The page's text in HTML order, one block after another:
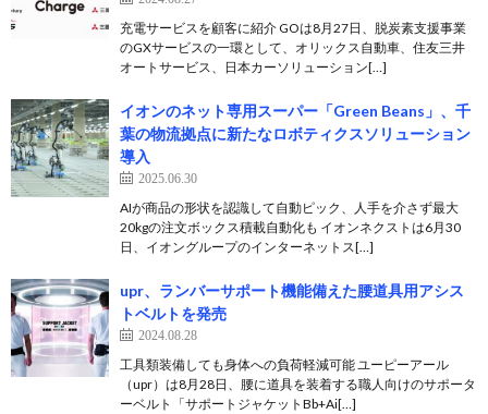
充電サービスを顧客に紹介 GOは8月27日、脱炭素支援事業
のGXサービスの一環として、オリックス自動車、住友三井
オートサービス、日本カーソリューション[…]
イオンのネット専用スーパー「Green Beans」、千
葉の物流拠点に新たなロボティクスソリューション
導入
2025.06.30
AIが商品の形状を認識して自動ピック、人手を介さず最大
20kgの注文ボックス積載自動化も イオンネクストは6月30
日、イオングループのインターネットス[…]
upr、ランバーサポート機能備えた腰道具用アシス
トベルトを発売
2024.08.28
工具類装備しても身体への負荷軽減可能 ユーピーアール
（upr）は8月28日、腰に道具を装着する職人向けのサポータ
ーベルト「サポートジャケットBb+Ai[…]